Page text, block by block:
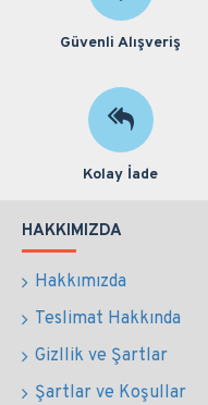
Güvenli Alışveriş
Kolay İade
HAKKIMIZDA
Hakkımızda
Teslimat Hakkında
Gizllik ve Şartlar
Şartlar ve Koşullar